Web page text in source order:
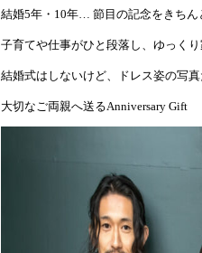
結婚5年・10年… 節目の記念をきちん
子育てや仕事がひと段落し、ゆっく
結婚式はしないけど、ドレス姿の写
大切なご両親へ送るAnniversary Gift